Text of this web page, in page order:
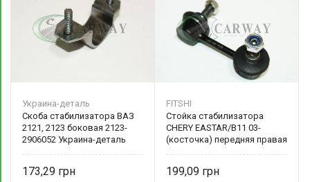
Украина-деталь
Скоба стабилизатора ВАЗ
2121, 2123 боковая 2123-
2906052 Украина-деталь
173,29
FITSHI
Стойка стабилизатора
CHERY EASTAR/B11 03-
(косточка) передняя правая
199,09